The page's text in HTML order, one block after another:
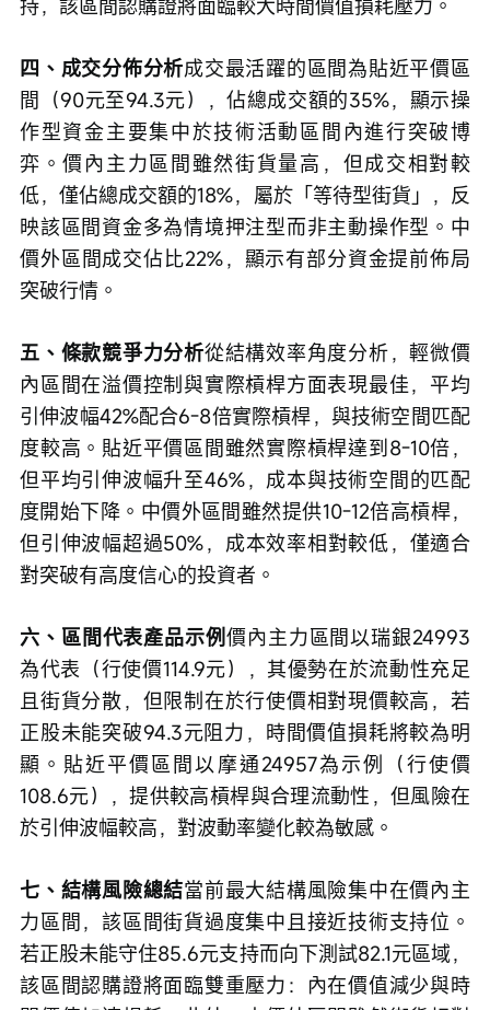
持，該區間認購證將面臨較大時間價值損耗壓力。
四、成交分佈分析成交最活躍的區間為貼近平價區
間（90元至94.3元），佔總成交額的35%，顯示操
作型資金主要集中於技術活動區間內進行突破博
弈。價內主力區間雖然街貨量高，但成交相對較
低，僅佔總成交額的18%，屬於「等待型街貨」，反
映該區間資金多為情境押注型而非主動操作型。中
價外區間成交佔比22%，顯示有部分資金提前佈局
突破行情。
五、條款競爭力分析從結構效率角度分析，輕微價
內區間在溢價控制與實際槓桿方面表現最佳，平均
引伸波幅42%配合6-8倍實際槓桿，與技術空間匹配
度較高。貼近平價區間雖然實際槓桿達到8-10倍，
但平均引伸波幅升至46%，成本與技術空間的匹配
度開始下降。中價外區間雖然提供10-12倍高槓桿，
但引伸波幅超過50%，成本效率相對較低，僅適合
對突破有高度信心的投資者。
六、區間代表產品示例價內主力區間以瑞銀24993
為代表（行使價114.9元），其優勢在於流動性充足
且街貨分散，但限制在於行使價相對現價較高，若
正股未能突破94.3元阻力，時間價值損耗將較為明
顯。貼近平價區間以摩通24957為示例（行使價
108.6元），提供較高槓桿與合理流動性，但風險在
於引伸波幅較高，對波動率變化較為敏感。
七、結構風險總結當前最大結構風險集中在價內主
力區間，該區間街貨過度集中且接近技術支持位。
若正股未能守住85.6元支持而向下測試82.1元區域，
該區間認購證將面臨雙重壓力：內在價值減少與時